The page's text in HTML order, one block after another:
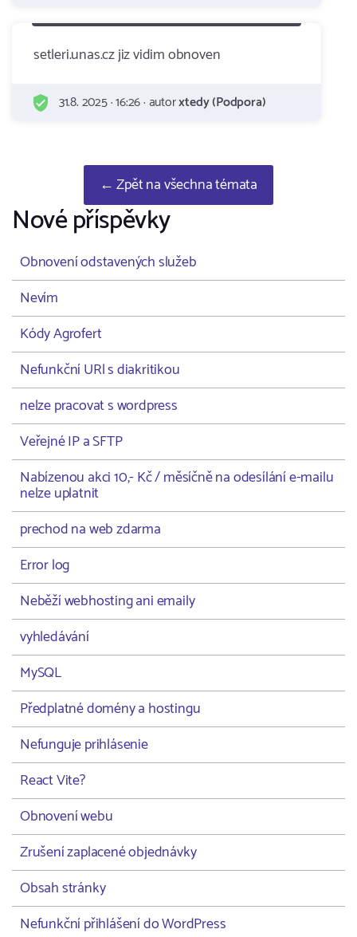
setleri.unas.cz jiz vidim obnoven
31.8. 2025 · 16:26 · autorxtedy (Podpora)
← Zpět na všechna témata
Nové příspěvky
Obnovení odstavených služeb
Nevím
Kódy Agrofert
Nefunkční URl s diakritikou
nelze pracovat s wordpress
Veřejné IP a SFTP
Nabízenou akci 10,- Kč / měsíčně na odesílání e-mailu
nelze uplatnit
prechod na web zdarma
Error log
Neběží webhosting ani emaily
vyhledávání
MySQL
Předplatné domény a hostingu
Nefunguje prihlásenie
React Vite?
Obnovení webu
Zrušení zaplacené objednávky
Obsah stránky
Nefunkční přihlášení do WordPress